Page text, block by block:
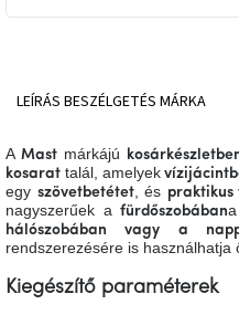
Szezonális
Trendek
2022
Bohém
stílusú
belső
tér
Ipari
stílus
LEÍRÁS BESZÉLGETÉS MÁRKA
A Mastmárkájú
kosarat talál, amelyek
egy szövetbetétet, és praktikus
nagyszerűek afürdőszobában
hálószobában vagy a
rendszerezésére is használhatja
Kiegészítő paraméterek